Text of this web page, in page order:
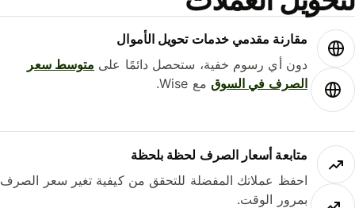
مقارنة مقدمي خدمات تحويل الأموال
دون أي رسوم خفية، ستحصل دائمًا علىمتوسط ​​سعر
الصرف في السوقمع Wise.
متابعة أسعار الصرف لحظة بلحظة
احفظ عملاتك المفضلة للتحقق من كيفية تغير سعر الصرف
بمرور الوقت.